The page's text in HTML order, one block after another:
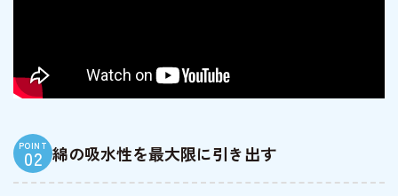
POINT
02 綿の吸水性を最大限に引き出す